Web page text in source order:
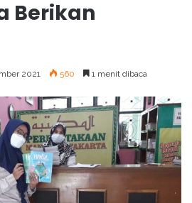
Berikan
2021 560 1 menit dibaca